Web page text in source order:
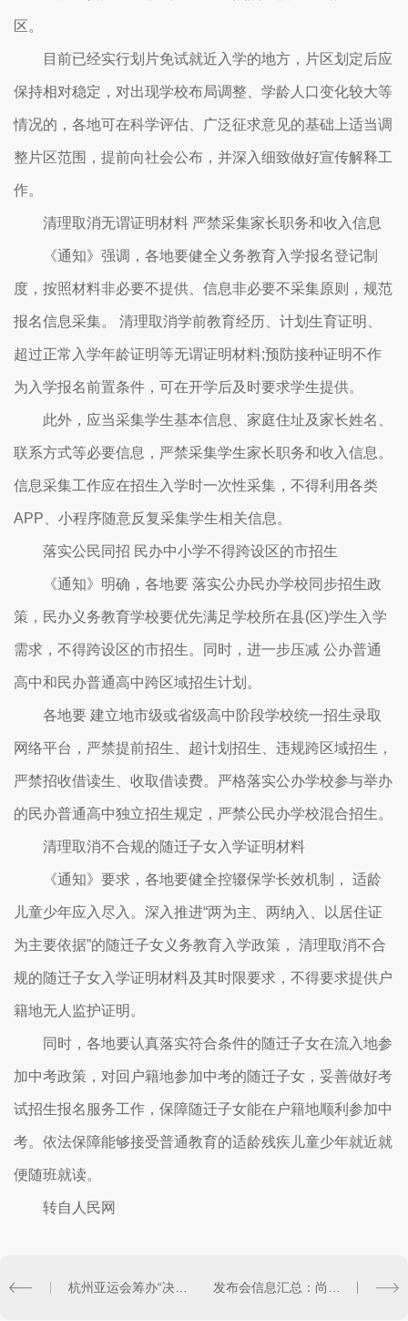
区。
目前已经实行划片免试就近入学的地方，片区划定后应
保持相对稳定，对出现学校布局调整、学龄人口变化较大等
情况的，各地可在科学评估、广泛征求意见的基础上适当调
整片区范围，提前向社会公布，并深入细致做好宣传解释工
作。
清理取消无谓证明材料 严禁采集家长职务和收入信息
《通知》强调，各地要健全义务教育入学报名登记制
度，按照材料非必要不提供、信息非必要不采集原则，规范
报名信息采集。 清理取消学前教育经历、计划生育证明、
超过正常入学年龄证明等无谓证明材料;预防接种证明不作
为入学报名前置条件，可在开学后及时要求学生提供。
此外，应当采集学生基本信息、家庭住址及家长姓名、
联系方式等必要信息，严禁采集学生家长职务和收入信息。
信息采集工作应在招生入学时一次性采集，不得利用各类
APP、小程序随意反复采集学生相关信息。
落实公民同招 民办中小学不得跨设区的市招生
《通知》明确，各地要 落实公办民办学校同步招生政
策，民办义务教育学校要优先满足学校所在县(区)学生入学
需求，不得跨设区的市招生。同时，进一步压减 公办普通
高中和民办普通高中跨区域招生计划。
各地要 建立地市级或省级高中阶段学校统一招生录取
网络平台，严禁提前招生、超计划招生、违规跨区域招生，
严禁招收借读生、收取借读费。严格落实公办学校参与举办
的民办普通高中独立招生规定，严禁公民办学校混合招生。
清理取消不合规的随迁子女入学证明材料
《通知》要求，各地要健全控辍保学长效机制， 适龄
儿童少年应入尽入。深入推进“两为主、两纳入、以居住证
为主要依据”的随迁子女义务教育入学政策， 清理取消不合
规的随迁子女入学证明材料及其时限要求，不得要求提供户
籍地无人监护证明。
同时，各地要认真落实符合条件的随迁子女在流入地参
加中考政策，对回户籍地参加中考的随迁子女，妥善做好考
试招生报名服务工作，保障随迁子女能在户籍地顺利参加中
考。依法保障能够接受普通教育的适龄残疾儿童少年就近就
便随班就读。
转自人民网